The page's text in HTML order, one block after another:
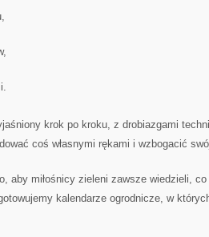
krok po kroku, z drobiazgami
coś własnymi rękami i wzbogacić
aby miłośnicy zieleni zawsze wiedzieli,
kalendarze ogrodnicze, w